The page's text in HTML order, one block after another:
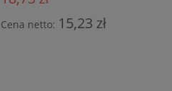
Cena netto: 15,23 zł